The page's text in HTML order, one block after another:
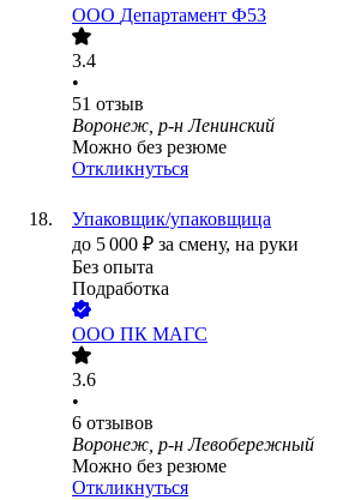
ООО Департамент Ф53
3.4
•
51 отзыв
Воронеж, р-н Ленинский
Можно без резюме
Откликнуться
Упаковщик/упаковщица
до 5 000 ₽ за смену, на руки
Без опыта
Подработка
ООО ПК МАГС
3.6
•
6 отзывов
Воронеж, р-н Левобережный
Можно без резюме
Откликнуться